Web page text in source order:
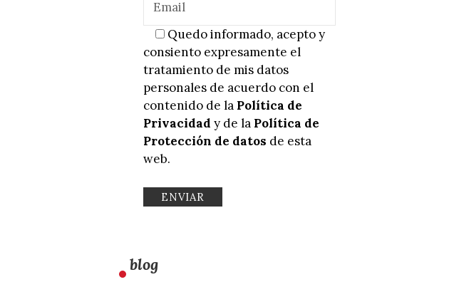
Quedo informado, acepto y
consiento expresamente el
tratamiento de mis datos
personales de acuerdo con el
contenido de la Política de
Privacidad y de la Política de
Protección de datos de esta
web.
blog